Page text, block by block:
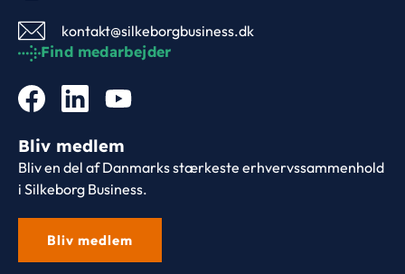
kontakt@silkeborgbusiness.dk
Find medarbejder
Bliv medlem
Bliv en del af Danmarks stærkeste erhvervssammenhold
i Silkeborg Business.
Bliv medlem